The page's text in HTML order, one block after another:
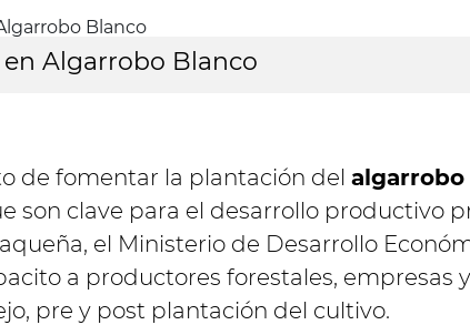
Algarrobo Blanco
de fomentar la plantación del
son clave para el desarrollo productivo
el Ministerio de Desarrollo
a productores forestales, empresas
pre y post plantación del cultivo.